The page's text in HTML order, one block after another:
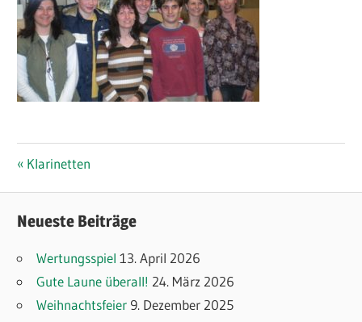
Beitragsnavigation
Vorheriger
Klarinetten
Neueste Beiträge
Wertungsspiel 13. April 2026
Gute Laune überall! 24. März 2026
Weihnachtsfeier 9. Dezember 2025